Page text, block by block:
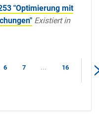
"Optimierung mit
Existiert in
6 7 ... 16